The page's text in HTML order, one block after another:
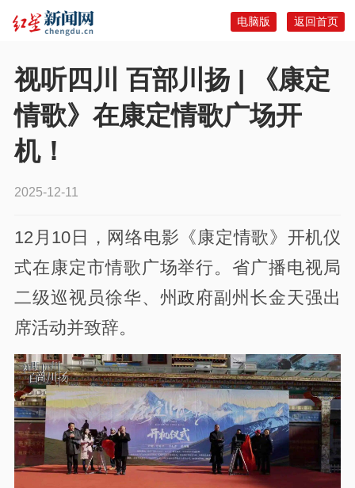
返回首页
电脑版
视听四川 百部川扬 | 《康定
情歌》在康定情歌广场开
机！
2025-12-11
12月10日，网络电影《康定情歌》开机仪
式在康定市情歌广场举行。省广播电视局
二级巡视员徐华、州政府副州长金天强出
席活动并致辞。